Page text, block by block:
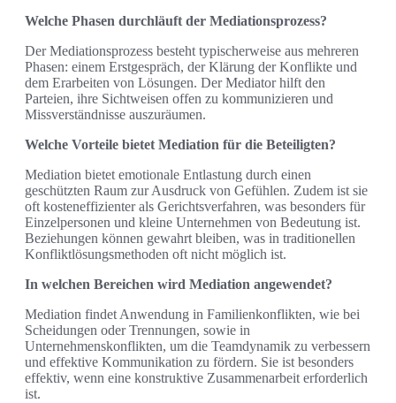
Welche Phasen durchläuft der Mediationsprozess?
Der Mediationsprozess besteht typischerweise aus mehreren
Phasen: einem Erstgespräch, der Klärung der Konflikte und
dem Erarbeiten von Lösungen. Der Mediator hilft den
Parteien, ihre Sichtweisen offen zu kommunizieren und
Missverständnisse auszuräumen.
Welche Vorteile bietet Mediation für die Beteiligten?
Mediation bietet emotionale Entlastung durch einen
geschützten Raum zur Ausdruck von Gefühlen. Zudem ist sie
oft kosteneffizienter als Gerichtsverfahren, was besonders für
Einzelpersonen und kleine Unternehmen von Bedeutung ist.
Beziehungen können gewahrt bleiben, was in traditionellen
Konfliktlösungsmethoden oft nicht möglich ist.
In welchen Bereichen wird Mediation angewendet?
Mediation findet Anwendung in Familienkonflikten, wie bei
Scheidungen oder Trennungen, sowie in
Unternehmenskonflikten, um die Teamdynamik zu verbessern
und effektive Kommunikation zu fördern. Sie ist besonders
effektiv, wenn eine konstruktive Zusammenarbeit erforderlich
ist.